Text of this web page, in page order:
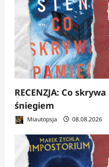
RECENZJA: Co
śniegiem
Miautopsja 08.08.2026